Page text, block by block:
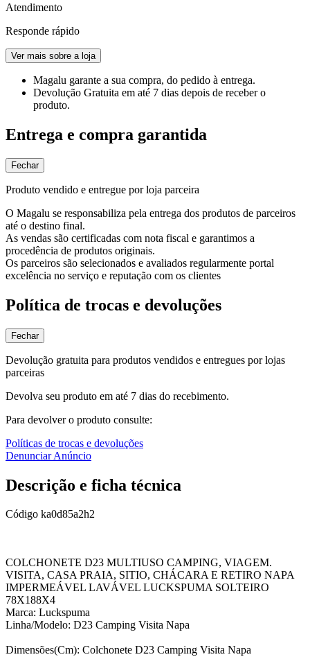
Atendimento
Responde rápido
Ver mais sobre a loja
Magalu garante a sua compra, do pedido à entrega.
Devolução Gratuita em até 7 dias depois de receber o
produto.
Entrega e compra garantida
Fechar
Produto vendido e entregue por loja parceira
O Magalu se responsabiliza pela entrega dos produtos de parceiros
até o destino final.
As vendas são certificadas com nota fiscal e garantimos a
procedência de produtos originais.
Os parceiros são selecionados e avaliados regularmente portal
excelência no serviço e reputação com os clientes
Política de trocas e devoluções
Fechar
Devolução gratuita para produtos vendidos e entregues por lojas
parceiras
Devolva seu produto em até 7 dias do recebimento.
Para devolver o produto consulte:
Políticas de trocas e devoluções
Denunciar Anúncio
Descrição e ficha técnica
Código ka0d85a2h2
COLCHONETE D23 MULTIUSO CAMPING, VIAGEM.
VISITA, CASA PRAIA, SITIO, CHÁCARA E RETIRO NAPA
IMPERMEÁVEL LAVÁVEL LUCKSPUMA SOLTEIRO
78X188X4
Marca: Luckspuma
Linha/Modelo: D23 Camping Visita Napa
Dimensões(Cm): Colchonete D23 Camping Visita Napa